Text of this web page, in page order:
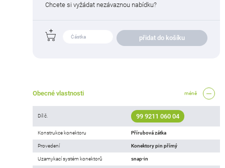
Chcete si vyžádat nezávaznou nabídku?
přidat do košíku
Obecné vlastnosti méně
Díl č. 99 9211 060 04
Konstrukce konektoru Přírubová zátka
Provedení Konektory pin přímý
Uzamykací systém konektorů snap-in